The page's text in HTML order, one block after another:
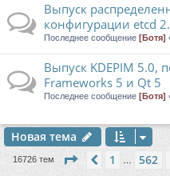
Выпуск
конфигурации etcd
Последнее сообщение [Ботя]
Выпуск KDEPIM 5.0,
Frameworks 5 и Qt 5
Последнее сообщение [Ботя]
Новая тема
16726 тем Страница 564
Пред.
1 562